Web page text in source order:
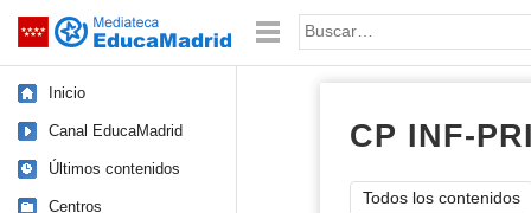
Saltar navegación Palabra o frase:
Inicio
Canal EducaMadrid
Últimos contenidos
Centros
CP INF-
Todos los contenidos